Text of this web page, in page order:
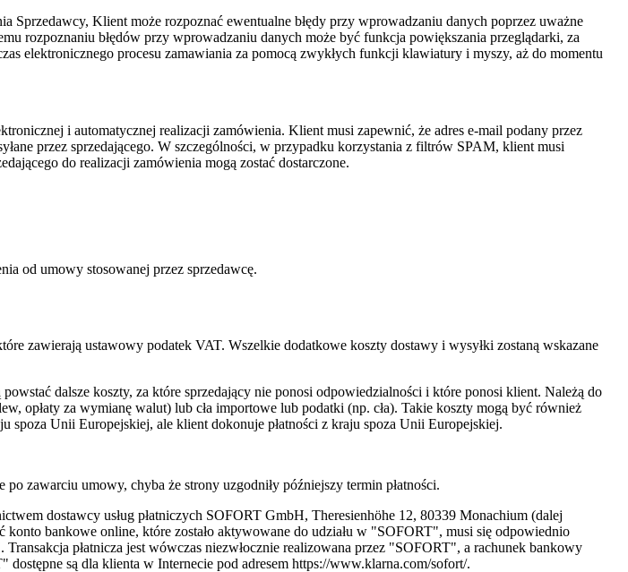
Sprzedawcy, Klient może rozpoznać ewentualne błędy przy wprowadzaniu danych poprzez uważne
rozpoznaniu błędów przy wprowadzaniu danych może być funkcja powiększania przeglądarki, za
elektronicznego procesu zamawiania za pomocą zwykłych funkcji klawiatury i myszy, aż do momentu
i automatycznej realizacji zamówienia. Klient musi zapewnić, że adres e-mail podany przez
przez sprzedającego. W szczególności, w przypadku korzystania z filtrów SPAM, klient musi
do realizacji zamówienia mogą zostać dostarczone.
od umowy stosowanej przez sprzedawcę.
zawierają ustawowy podatek VAT. Wszelkie dodatkowe koszty dostawy i wysyłki zostaną wskazane
dalsze koszty, za które sprzedający nie ponosi odpowiedzialności i które ponosi klient. Należą do
opłaty za wymianę walut) lub cła importowe lub podatki (np. cła). Takie koszty mogą być również
spoza Unii Europejskiej, ale klient dokonuje płatności z kraju spoza Unii Europejskiej.
zawarciu umowy, chyba że strony uzgodniły późniejszy termin płatności.
dostawcy usług płatniczych SOFORT GmbH, Theresienhöhe 12, 80339 Monachium (dalej
bankowe online, które zostało aktywowane do udziału w "SOFORT", musi się odpowiednio
płatnicza jest wówczas niezwłocznie realizowana przez "SOFORT", a rachunek bankowy
są dla klienta w Internecie pod adresem https://www.klarna.com/sofort/.